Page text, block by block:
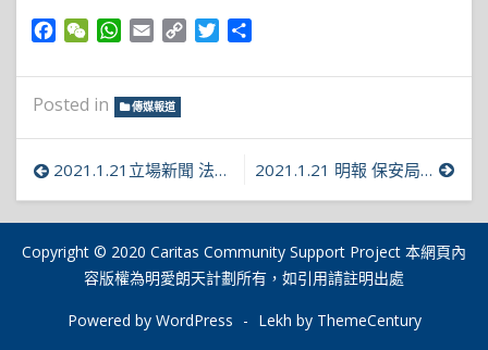
Facebook
WeChatWhatsApp
Email Copy
Twitter
Posted in 傳媒報道
文
章
導
2021.1.21立場新聞 法改會倡擴大性罪行查核 2021.1.21 明報 保安局建議訂立窺淫罪 婦團稱未涵蓋「威脅發放私密影像」有漏洞
Copyright © 2020 Caritas Community Support Project 本網頁內
容版權為明愛朗天計劃所有，如引用請註明出處
Powered by WordPress - Lekh by ThemeCentury